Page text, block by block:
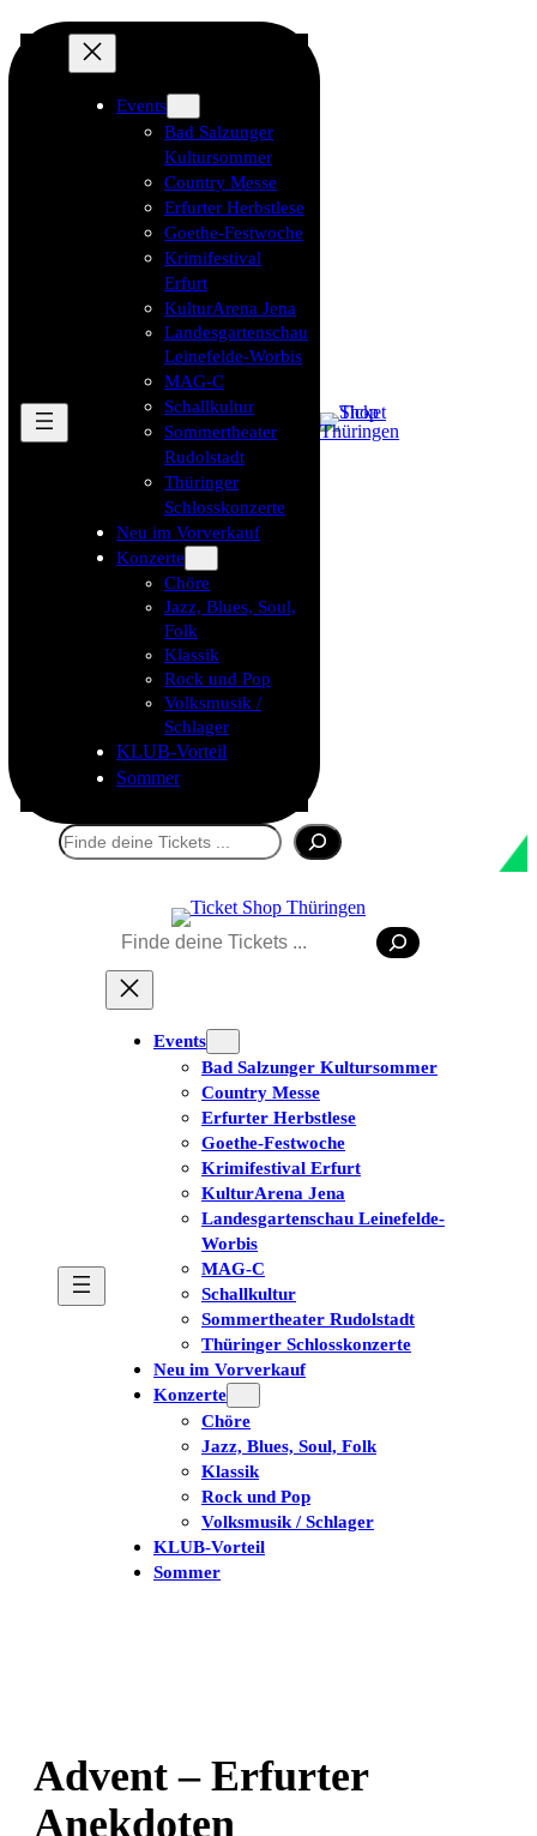
Events
Bad Salzunger
Kultursommer
Country Messe
Erfurter Herbstlese
Goethe-Festwoche
Krimifestival
Erfurt
KulturArena Jena
Landesgartenschau
Leinefelde-Worbis
MAG-C
Schallkultur
Sommertheater
Rudolstadt
Thüringer
Schlosskonzerte
Neu im Vorverkauf
Konzerte
Chöre
Jazz, Blues, Soul,
Folk
Klassik
Rock und Pop
Volksmusik /
Schlager
KLUB-Vorteil
Sommer
Suchen
Suchen
Events
Bad Salzunger Kultursommer
Country Messe
Erfurter Herbstlese
Goethe-Festwoche
Krimifestival Erfurt
KulturArena Jena
Landesgartenschau Leinefelde-
Worbis
MAG-C
Schallkultur
Sommertheater Rudolstadt
Thüringer Schlosskonzerte
Neu im Vorverkauf
Konzerte
Chöre
Jazz, Blues, Soul, Folk
Klassik
Rock und Pop
Volksmusik / Schlager
KLUB-Vorteil
Sommer
Advent – Erfurter
Anekdoten